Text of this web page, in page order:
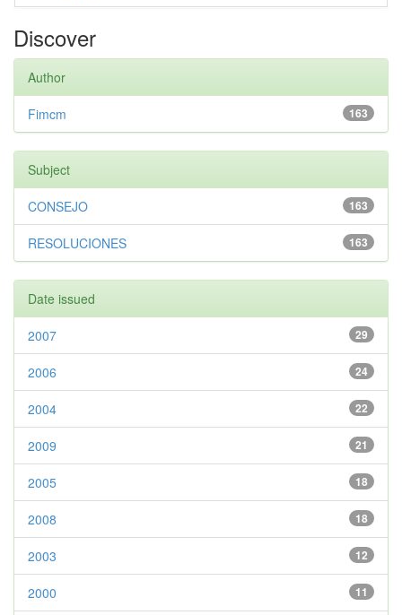
Discover
Author
163
Fimcm
Subject
163
CONSEJO
163
RESOLUCIONES
Date issued
29
2007
24
2006
22
2004
21
2009
18
2005
18
2008
12
2003
11
2000